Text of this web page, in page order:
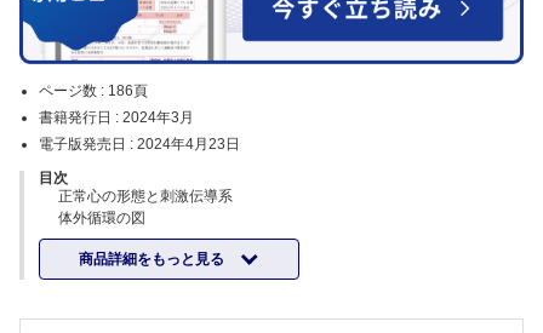
ページ数 : 186頁
書籍発行日 : 2024年3月
電子版発売日 : 2024年4月23日
目次
正常心の形態と刺激伝導系
体外循環の図
1：動脈管開存
2：心房中隔欠
3-1：心室中隔欠損（大血管下漏斗部欠損型）
商品詳細をもっと見る